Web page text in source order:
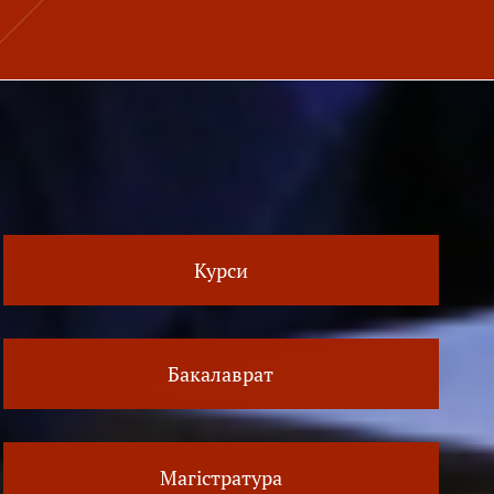
Курси
Бакалаврат
Магістратура